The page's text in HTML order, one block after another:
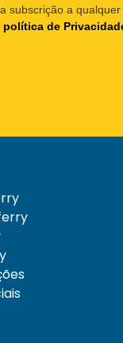
subscrição a qualquer
política de